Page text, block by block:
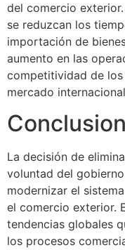
del comercio
se reduzcan los
importación de
aumento en las
competitividad de
mercado
La decisión de
voluntad del
modernizar el
el comercio exterior.
tendencias globales
los procesos